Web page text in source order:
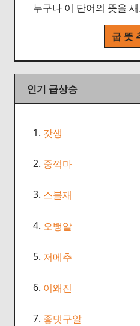
누구나 이 단어의 뜻을
굽 뜻
인기 급상승
1. 갓생
2. 중꺽마
3. 스블재
4. 오뱅알
5. 저메추
6. 이왜진
7. 좋댓구알